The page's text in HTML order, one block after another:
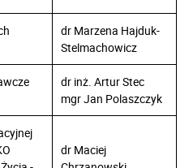
dr Marzena Hajduk-
Stelmachowicz
dr inż. Artur Stec
mgr Jan Polaszczyk
dr Maciej